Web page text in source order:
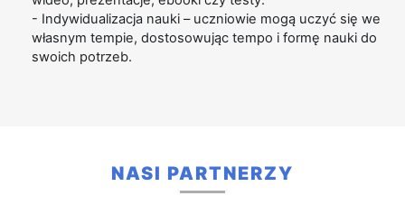
- Indywidualizacja nauki – uczniowie mogą uczyć się we
własnym tempie, dostosowując tempo i formę nauki do
swoich potrzeb.
NASI PARTNERZY